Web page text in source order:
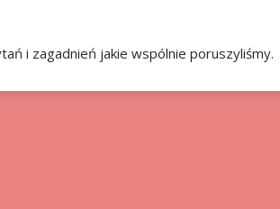
i zagadnień jakie wspólnie poruszyliśmy.